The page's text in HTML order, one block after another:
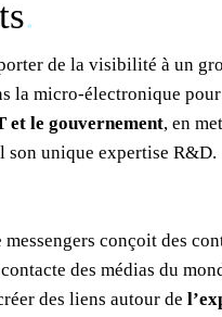
.
de la visibilité à un
la micro-électronique
et le gouvernement, en
son unique expertise R&D.
messengers conçoit des
des médias du
des liens autour de